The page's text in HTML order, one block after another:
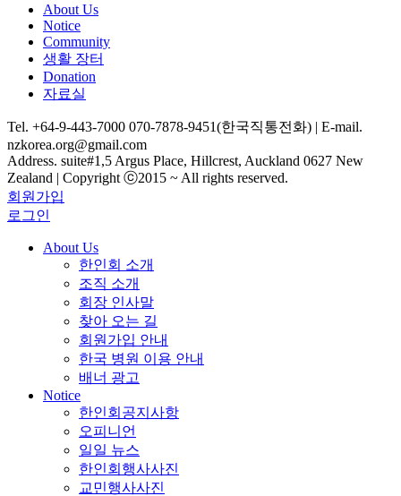
About Us
Notice
Community
생활 장터
Donation
자료실
Tel. +64-9-443-7000 070-7878-9451(한국직통전화) | E-mail.
nzkorea.org@gmail.com
Address. suite#1,5 Argus Place, Hillcrest, Auckland 0627 New
Zealand | Copyright ⓒ2015 ~ All rights reserved.
회원가입
로그인
About Us
한인회 소개
조직 소개
회장 인사말
찾아 오는 길
회원가입 안내
한국 병원 이용 안내
배너 광고
Notice
한인회공지사항
오피니언
일일 뉴스
한인회행사사진
교민행사사진